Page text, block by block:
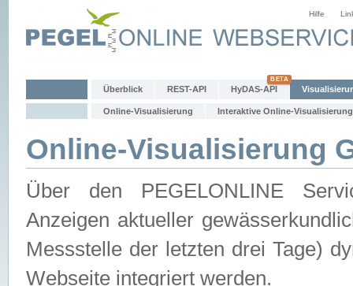
Hilfe
Überblick REST-API HyDAS-API
Online-Visualisierung Interaktive Online-Visualisierung
Online-Visualisierung
Über den PEGELONLINE
Anzeigen aktueller
Messstelle der letzten drei Tage)
Webseite integriert werden.